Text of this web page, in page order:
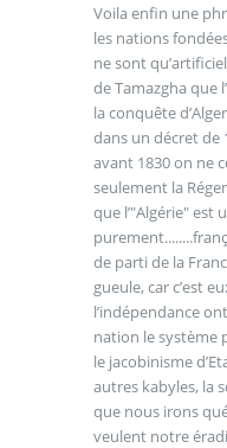
Voila enfin une
les nations
ne sont
de Tamazgha que
la conquête
dans un décret de
avant 1830 on ne
seulement la
que l’"Algérie" est
de parti de la
gueule, car c’est
l’indépendance
nation le système
le jacobinisme
autres kabyles, la
que nous irons
veulent notre